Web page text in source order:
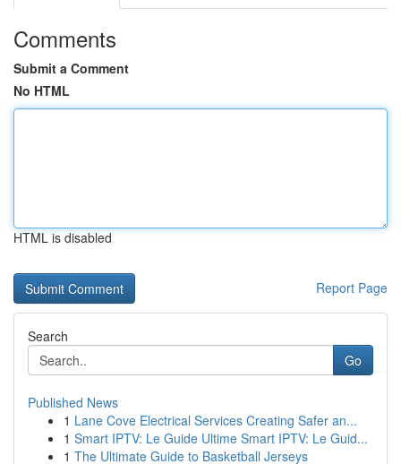
Comments
Submit a Comment
No HTML
HTML is disabled
Report Page
Search
Go
Published News
1 Lane Cove Electrical Services Creating Safer an...
1 Smart IPTV: Le Guide Ultime Smart IPTV: Le Guid...
1 The Ultimate Guide to Basketball Jerseys